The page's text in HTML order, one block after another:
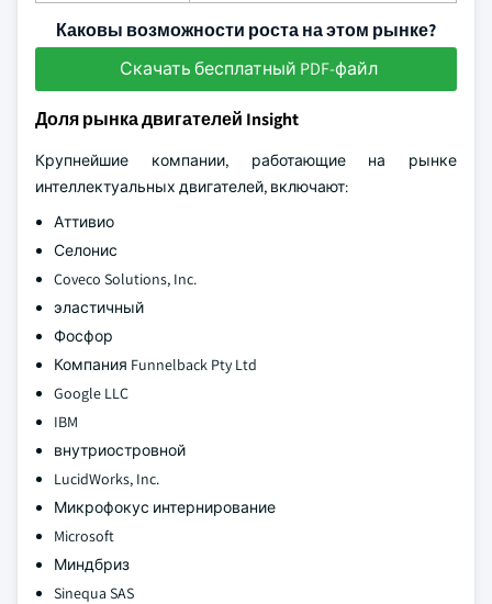
Каковы возможности роста на этом рынке?
Скачать бесплатный PDF-файл
Доля рынка двигателей Insight
Крупнейшие компании, работающие на рынке
интеллектуальных двигателей, включают:
Аттивио
Селонис
Coveco Solutions, Inc.
эластичный
Фосфор
Компания Funnelback Pty Ltd
Google LLC
IBM
внутриостровной
LucidWorks, Inc.
Микрофокус интернирование
Microsoft
Миндбриз
Sinequa SAS